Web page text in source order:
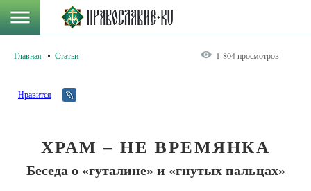
Главная Статьи 1 804 просмотров
Нравится
ХРАМ – НЕ ВРЕМЯНКА
Беседа о «гуталине» и «гнутых пальцах»